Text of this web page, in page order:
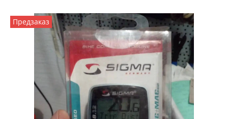
Предзаказ